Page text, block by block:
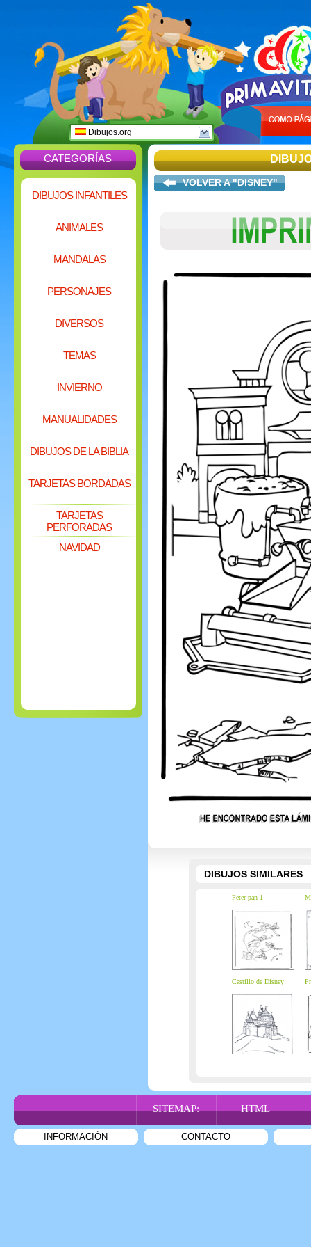
Dibujos.org
CATEGORÍAS
DIBUJOS INFANTILES
ANIMALES
MANDALAS
PERSONAJES
DIVERSOS
TEMAS
INVIERNO
MANUALIDADES
DIBUJOS DE LA BIBLIA
TARJETAS BORDADAS
TARJETAS
PERFORADAS
NAVIDAD
VOLVER A "DISNEY"
DIBUJOS SIMILARES
Peter pan 1
Castillo de Disney
SITEMAP: HTML
INFORMACIÓN CONTACTO